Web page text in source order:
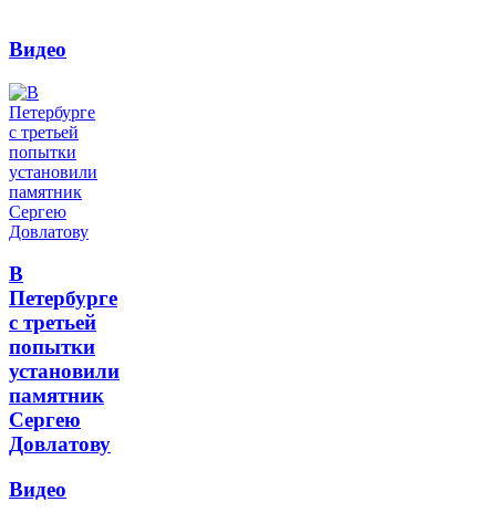
Видео
В
Петербурге
с третьей
попытки
установили
памятник
Сергею
Довлатову
Видео